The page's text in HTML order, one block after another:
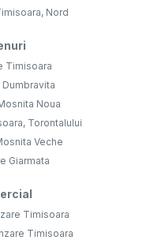
Nord
Timisoara
Noua
Torontalului
Veche
Giarmata
Timisoara
Timisoara